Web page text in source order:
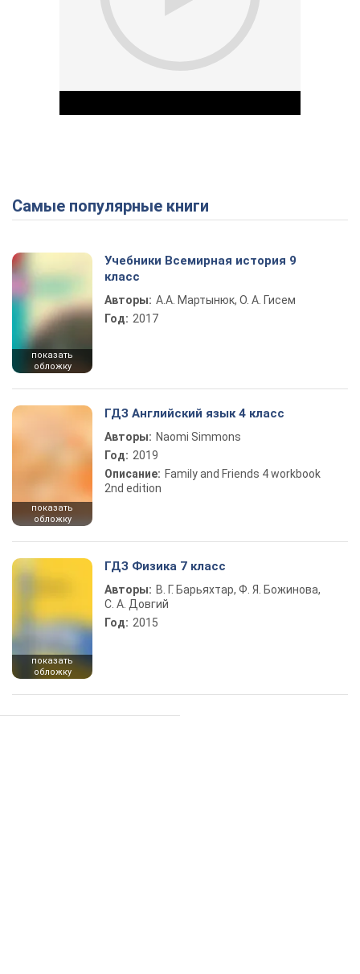
Play Video
Самые популярные книги
показать
обложку
Учебники Всемирная история 9
класс
Авторы: А.А. Мартынюк, О. А. Гисем
Год: 2017
показать
обложку
ГДЗ Английский язык 4 класс
Авторы: Naomi Simmons
Год: 2019
Описание: Family and Friends 4 workbook
2nd edition
показать
обложку
ГДЗ Физика 7 класс
Авторы: В. Г. Барьяхтар, Ф. Я. Божинова,
С. А. Довгий
Год: 2015